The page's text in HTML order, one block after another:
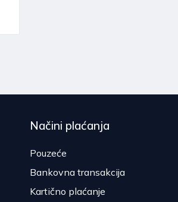
Načini plaćanja
Pouzeće
Bankovna transakcija
Kartično plaćanje